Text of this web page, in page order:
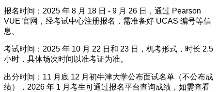
报名时间：2025 年 8 月 18 日 - 9 月 26 日，通过 Pearson
VUE 官网，经考试中心注册报名，需准备好 UCAS 编号等信
息。
考试时间：2025 年 10 月 22 日和 23 日，机考形式，时长 2.5
小时，具体场次时间以准考证为准。
出分时间：11 月底 12 月初牛津大学公布面试名单（不公布成
绩），2026 年 1 月考生可通过报名平台查询成绩，如需查看